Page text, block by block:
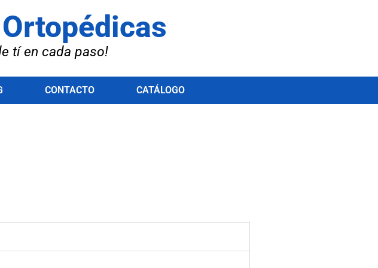
tí en cada paso!
CONTACTO CATÁLOGO